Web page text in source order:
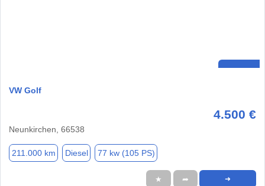
VW Golf
4.500 €
Neunkirchen, 66538
211.000 km Diesel 77 kw (105 PS)
★ ➦ ➜